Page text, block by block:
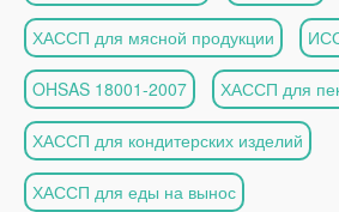
ХАССП для мясной продукции
OHSAS 18001-2007 ХАССП для
ХАССП для кондитерских изделий
ХАССП для еды на вынос